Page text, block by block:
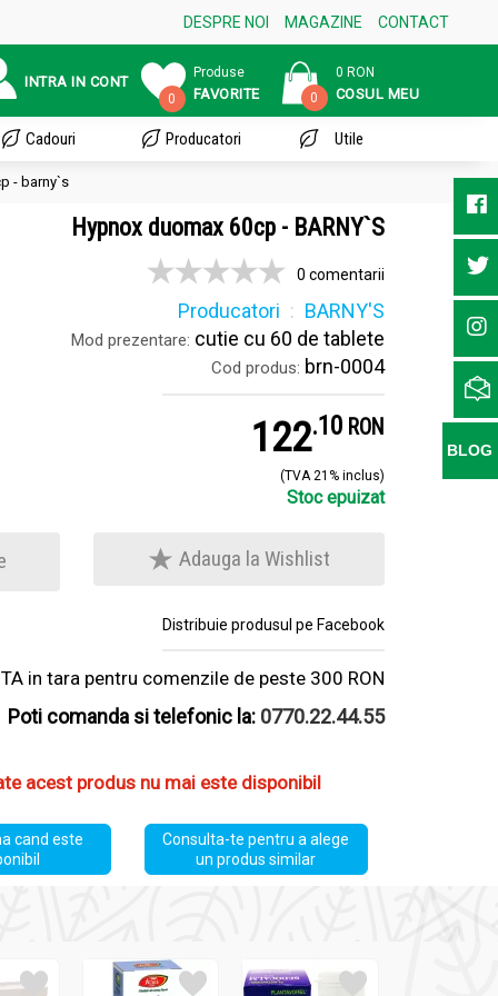
DESPRE NOI MAGAZINE CONTACT
INTRA IN CONT
0
Produse
FAVORITE 0
0 RON
COSUL MEU
Cadouri Producatori Utile
- barny`s
Hypnox duomax 60cp - BARNY`S
0 comentarii
Producatori BARNY'S
Mod prezentare: cutie cu 60 de tablete
Cod produs: brn-0004
122.1 RON
(TVA 21% inclus)
Stoc epuizat
Adauga la Wishlist
Distribuie produsul pe Facebook
in tara pentru comenzile de peste 300 RON
Poti comanda si telefonic la: 0770.22.44.55
acest produs nu mai este disponibil
cand este
Consulta-te pentru a alege
un produs similar
BLOG